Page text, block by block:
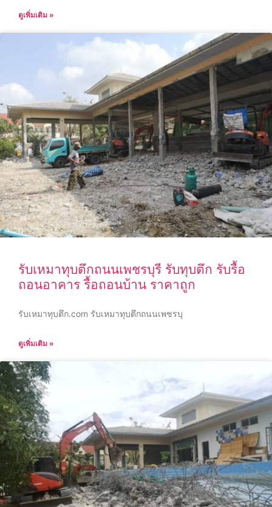
ดูเพิ่มเติม »
รับเหมาทุบตึกถนนเพชรบุรี รับทุบตึก รับรื้อ
ถอนอาคาร รื้อถอนบ้าน ราคาถูก
รับเหมาทุบตึก.com รับเหมาทุบตึกถนนเพชรบุ
ดูเพิ่มเติม »